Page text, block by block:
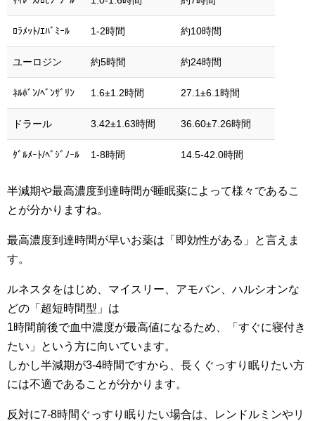
ﾛﾗﾒｯﾄ/ｴﾊﾞﾐｰﾙ 1-2時間 約10時間
ユーロジン 約5時間 約24時間
ﾈﾙﾎﾞﾝ/ﾍﾞﾝｻﾞﾘﾝ 1.6±1.2時間 27.1±6.1時間
ドラール 3.42±1.63時間 36.60±7.26時間
ﾀﾞﾙﾒｰﾄ/ﾍﾞｼﾞﾉｰﾙ 1-8時間 14.5-42.0時間
半減期や最高濃度到達時間が睡眠薬によって様々であるこ
とが分かりますね。
最高濃度到達時間が早いお薬は「即効性がある」と言えま
す。
ルネスタをはじめ、マイスリー、アモバン、ハルシオンな
どの「超短時間型」は
1時間前後で血中濃度が最高値になるため、「すぐに寝付き
たい」という方に向いています。
しかし半減期が3-4時間ですから、長くぐっすり眠りたい方
には不適であることが分かります。
反対に7-8時間ぐっすり眠りたい場合は、レンドルミンやリ